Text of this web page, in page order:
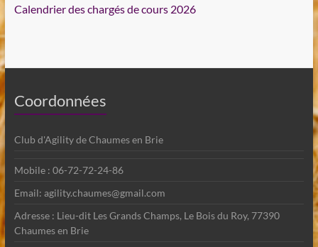
Calendrier des chargés de cours 2026
Coordonnées
Club d'Agility de Chaumes en Brie
Mobile : 06-72-72-24-86
Email: agility.chaumes@gmail.com
Adresse : Lieu-dit Les Grands Champs, Le Bois du Roy, 77390
Chaumes en Brie